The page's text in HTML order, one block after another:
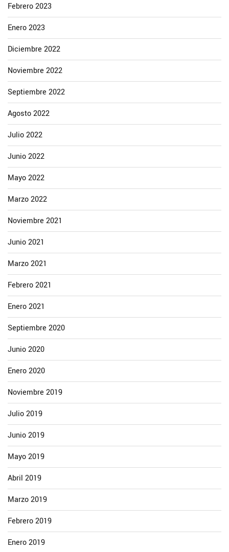
Febrero 2023
Enero 2023
Diciembre 2022
Noviembre 2022
Septiembre 2022
Agosto 2022
Julio 2022
Junio 2022
Mayo 2022
Marzo 2022
Noviembre 2021
Junio 2021
Marzo 2021
Febrero 2021
Enero 2021
Septiembre 2020
Junio 2020
Enero 2020
Noviembre 2019
Julio 2019
Junio 2019
Mayo 2019
Abril 2019
Marzo 2019
Febrero 2019
Enero 2019